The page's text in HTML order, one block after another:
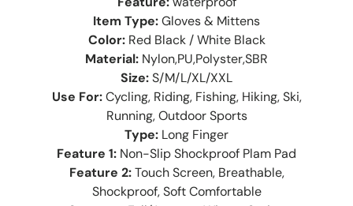
Item Type:Gloves & Mittens
Color:Red Black / White Black
Material: Nylon,PU,Polyster,SBR
Size:S/M/L/XL/XXL
Use For:Cycling, Riding, Fishing, Hiking, Ski,
Running, Outdoor Sports
Type: Long Finger
Feature 1: Non-Slip Shockproof Plam Pad
Feature 2:Touch Screen, Breathable,
Shockproof, Soft Comfortable